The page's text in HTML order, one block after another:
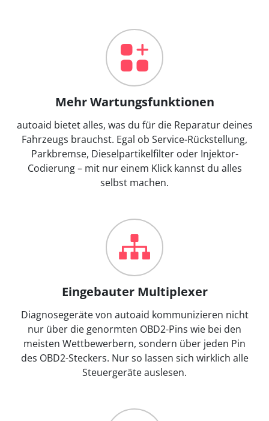
Mehr Wartungsfunktionen
autoaid bietet alles, was du für die Reparatur deines
Fahrzeugs brauchst. Egal ob Service-Rückstellung,
Parkbremse, Dieselpartikelfilter oder Injektor-
Codierung – mit nur einem Klick kannst du alles
selbst machen.
Eingebauter Multiplexer
Diagnosegeräte von autoaid kommunizieren nicht
nur über die genormten OBD2-Pins wie bei den
meisten Wettbewerbern, sondern über jeden Pin
des OBD2-Steckers. Nur so lassen sich wirklich alle
Steuergeräte auslesen.